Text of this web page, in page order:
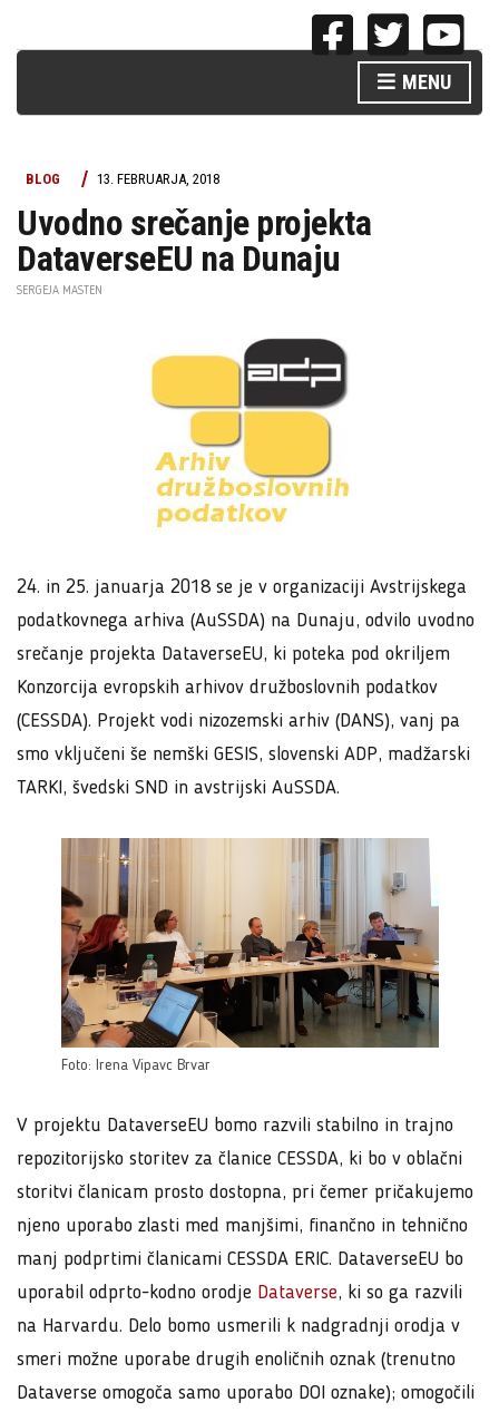
MENU
BLOG 13. FEBRUARJA, 2018
Uvodno srečanje projekta
DataverseEU na Dunaju
SERGEJA MASTEN
24. in 25. januarja 2018 se je v organizaciji Avstrijskega
podatkovnega arhiva (AuSSDA) na Dunaju, odvilo uvodno
srečanje projekta DataverseEU, ki poteka pod okriljem
Konzorcija evropskih arhivov družboslovnih podatkov
(CESSDA). Projekt vodi nizozemski arhiv (DANS), vanj pa
smo vključeni še nemški GESIS, slovenski ADP, madžarski
TARKI, švedski SND in avstrijski AuSSDA.
Foto: Irena Vipavc Brvar
V projektu DataverseEU bomo razvili stabilno in trajno
repozitorijsko storitev za članice CESSDA, ki bo v oblačni
storitvi članicam prosto dostopna, pri čemer pričakujemo
njeno uporabo zlasti med manjšimi, finančno in tehnično
manj podprtimi članicami CESSDA ERIC. DataverseEU bo
uporabil odprto-kodno orodje Dataverse, ki so ga razvili
na Harvardu. Delo bomo usmerili k nadgradnji orodja v
smeri možne uporabe drugih enoličnih oznak (trenutno
Dataverse omogoča samo uporabo DOI oznake); omogočili